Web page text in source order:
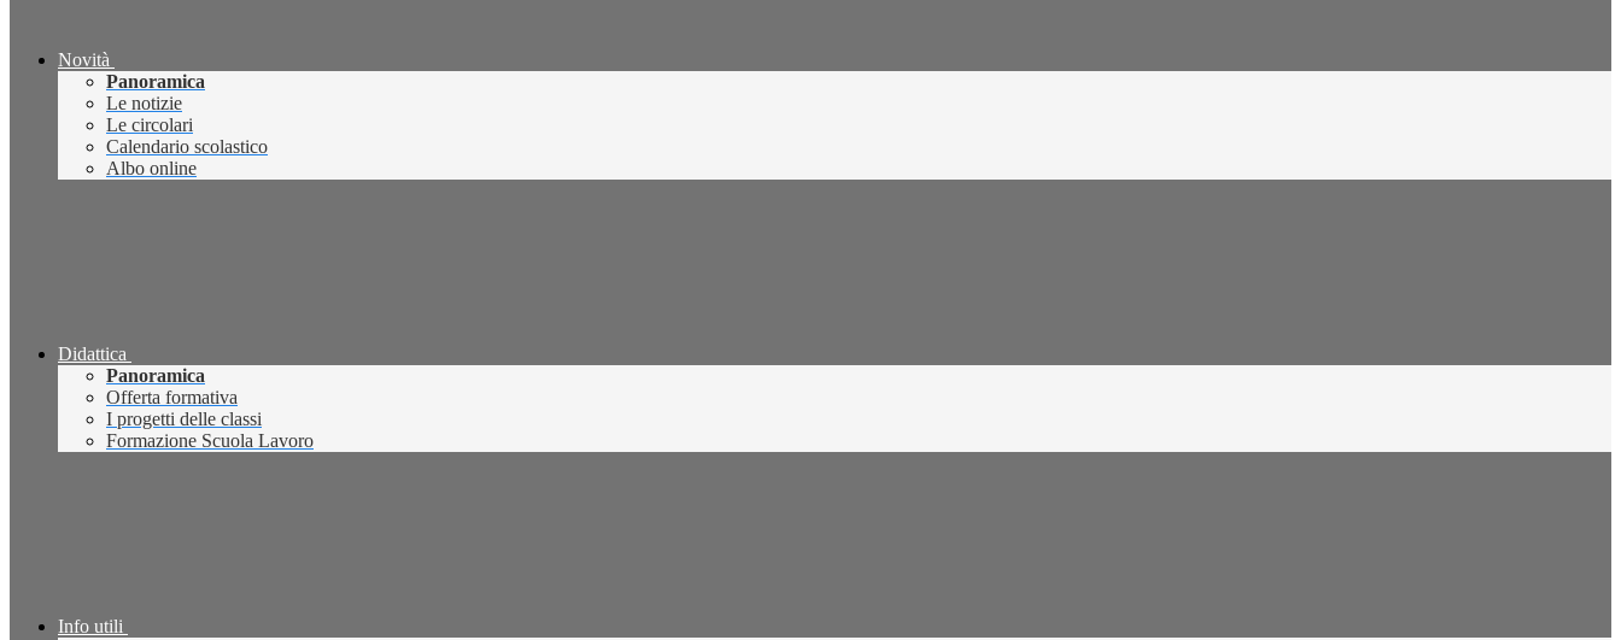
Novità
Panoramica
Le notizie
Le circolari
Calendario scolastico
Albo online
Didattica
Panoramica
Offerta formativa
I progetti delle classi
Formazione Scuola Lavoro
Info utili